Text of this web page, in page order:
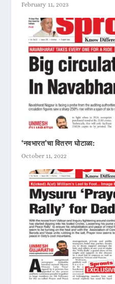
February 11, 2023
‘नवभारत’चा वितरण घोटाळा:
October 11, 2022